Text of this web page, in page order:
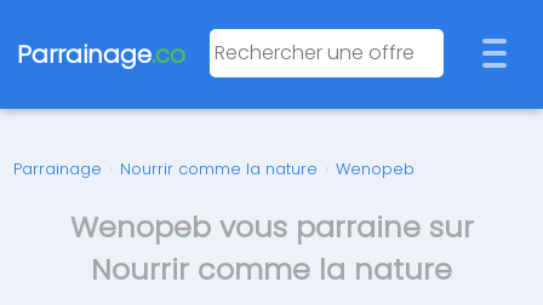
Parrainage.co
Parrainage › Nourrir comme la nature › Wenopeb
Wenopeb vous parraine sur
Nourrir comme la nature